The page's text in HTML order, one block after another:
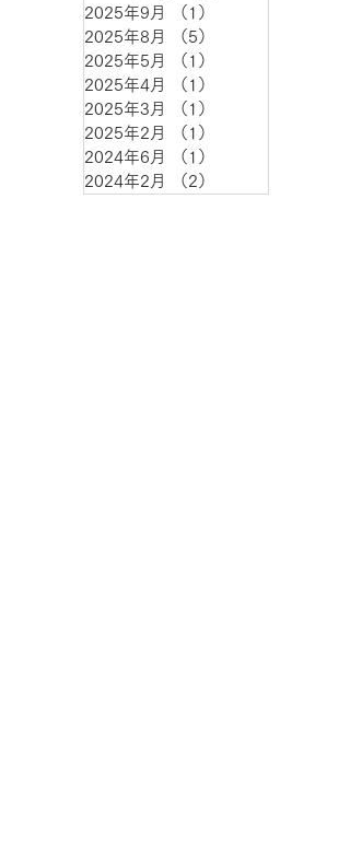
2025年9月
（1）
2025年8月
（5）
2025年5月
（1）
2025年4月
（1）
2025年3月
（1）
2025年2月
（1）
2024年6月
（1）
2024年2月
（2）